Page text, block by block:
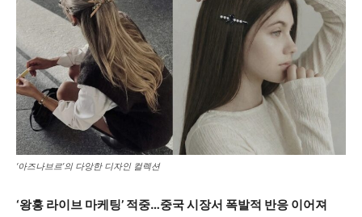
‘아즈나브르’의 다앙한 디자인 컬렉션
‘왕홍 라이브 마케팅’ 적중…중국 시장서 폭발적 반응 이어져